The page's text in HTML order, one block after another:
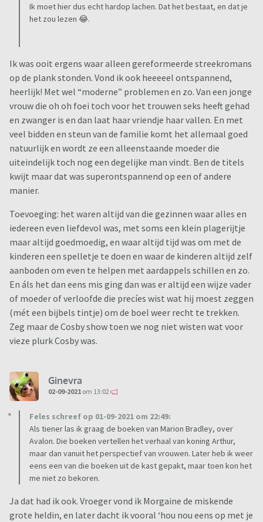
Ik moet hier dus echt hardop lachen. Dat het bestaat, en dat je
het zou lezen 😂.
Ik was ooit ergens waar alleen gereformeerde streekromans
op de plank stonden. Vond ik ook heeeeel ontspannend,
heerlijk! Met wel “moderne” problemen en zo. Van een jonge
vrouw die oh oh foei toch voor het trouwen seks heeft gehad
en zwanger is en dan laat haar vriendje haar vallen. En met
veel bidden en steun van de familie komt het allemaal goed
natuurlijk en wordt ze een alleenstaande moeder die
uiteindelijk toch nog een degelijke man vindt. Ben de titels
kwijt maar dat was superontspannend op een of andere
manier.
Toevoeging: het waren altijd van die gezinnen waar alles en
iedereen even liefdevol was, met soms een klein plagerijtje
maar altijd goedmoedig, en waar altijd tijd was om met de
kinderen een spelletje te doen en waar de kinderen altijd zelf
aanboden om even te helpen met aardappels schillen en zo.
En áls het dan eens mis ging dan was er altijd een wijze vader
of moeder of verloofde die precíes wist wat hij moest zeggen
(mét een bijbels tintje) om de boel weer recht te trekken.
Zeg maar de Cosby show toen we nog niet wisten wat voor
vieze plurk Cosby was.
Ginevra
02-09-2021 om 13:02
Feles schreef op 01-09-2021 om 22:49:
Als tiener las ik graag de boeken van Marion Bradley, over
Avalon. Die boeken vertellen het verhaal van koning Arthur,
maar dan vanuit het perspectief van vrouwen. Later heb ik weer
eens een van die boeken uit de kast gepakt, maar toen kon het
me niet zo bekoren.
Ja dat had ik ook. Vroeger vond ik Morgaine de miskende
grote heldin, en later dacht ik vooral ‘hou nou eens op met je